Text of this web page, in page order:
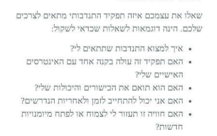
שאלו את עצמכם איזה תפקיד התנדבותי מתאים לצרכים
שלכם. הינה דוגמאות לשאלות שכדאי לשקול:
איך למצוא התנדבות שתתאים לי?
האם תפקיד זה עולה בקנה אחד עם האינטרסים
האישיים שלי?
האם הוא תואם את הכישורים והיכולות שלי?
האם אני יכול להתחייב לזמן ולאחריות הנדרשים?
האם חוויה זו תעזור לי לצמוח או לפתח מיומנויות
חדשות?